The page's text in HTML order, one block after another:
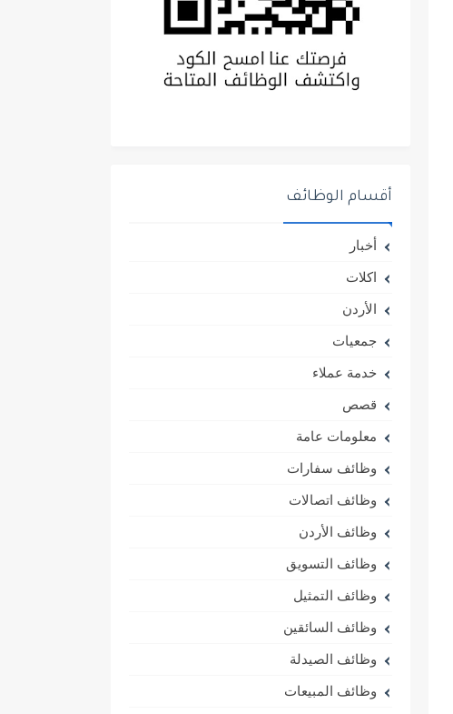
أقسام الوظائف
أخبار
اكلات
الأردن
جمعيات
خدمة عملاء
قصص
معلومات عامة
وظائف سفارات
وظائف اتصالات
وظائف الأردن
وظائف التسويق
وظائف التمثيل
وظائف السائقين
وظائف الصيدلة
وظائف المبيعات